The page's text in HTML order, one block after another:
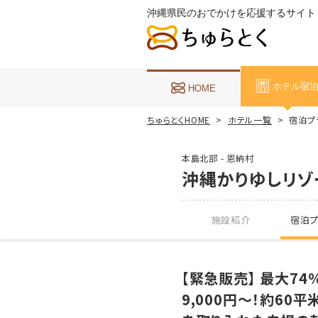
沖縄県民のおでかけを応援するサイト
HOME ホテル宿泊
ちゅらとくHOME ホテル一覧 宿泊プ
本島北部 - 恩納村
沖縄かりゆしリ
施設紹介 宿泊プ
【緊急販売】 最大
9,000円～！約60平